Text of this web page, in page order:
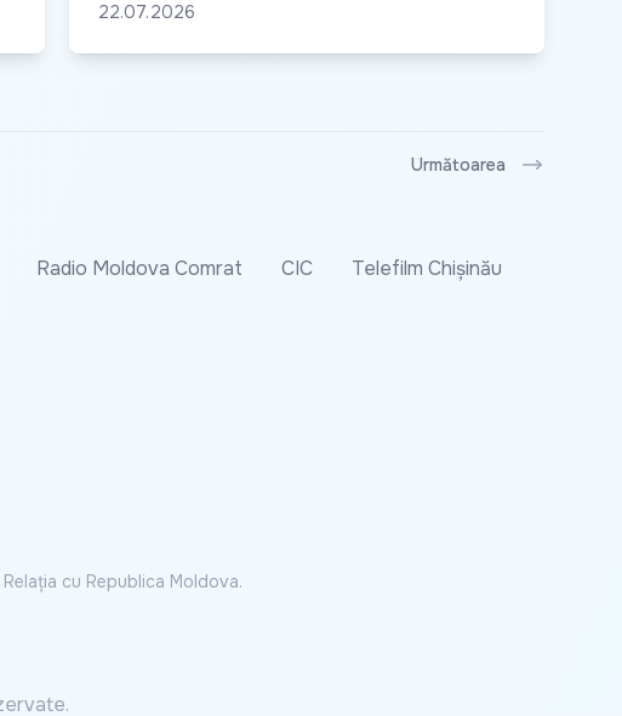
22.07.2026
Următoarea
Radio Moldova Comrat CIC
Telefilm Chișinău
cu Republica Moldova.